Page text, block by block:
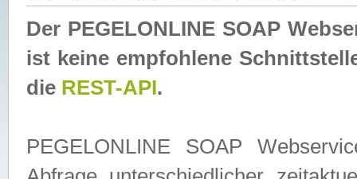
Der PEGELONLINE SOAP
ist keine empfohlene
die REST-API.
PEGELONLINE SOAP